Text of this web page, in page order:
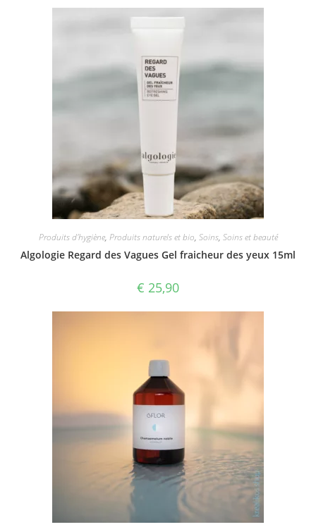
Produits d'hygiène, Produits naturels et bio, Soins, Soins et beauté
Algologie Regard des Vagues Gel fraicheur des yeux 15ml
€ 25,90